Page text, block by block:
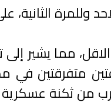
وللمرة
مما يشير إلى
متفرقتين في
من ثكنة